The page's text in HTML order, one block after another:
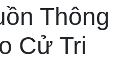
Thông
Cử Tri